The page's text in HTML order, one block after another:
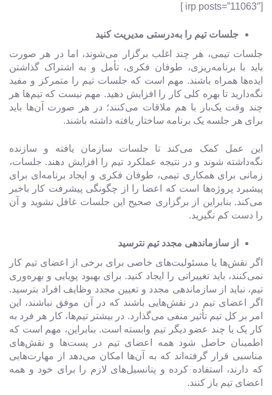
[irp posts=”11063″ ]
جلسات تیم را به‌درستی مدیریت کنید
جلسات تیمی، هر چند اغلب برگزار می‌شوند، اما در هر صورت
باید با برنامه‌ریزی، طوفان فکری، تأمل و به اشتراک گذاشتن
ایده‌ها همراه باشند. مهم است که جلسات تیم را متمرکز و مفید
نگه‌دارید تا بهره کلی کار را افزایش دهید. مهم نیست که تیم‌ها هر
چند وقت یک‌بار با هم ملاقات می‌کنند؛ در هر صورت آن‌ها باید
برای هر جلسه یک برنامه ساختار یافته داشته باشند.
این عمل کمک می‌کند تا جلسات سازمان یافته و سازنده
نگه‌داشته شوند و در نتیجه عملکرد تیم را افزایش دهند. جلسات،
زمانی برای همکاری تیمی، طوفان فکری و ایجاد برنامه‌ای برای
پیشبرد پروژه‌ها است که اعضا را از چگونگی پیشرفت کار باخبر
می‌کند. بنابراین از برگزاری صحیح این جلسات غافل نشوید و آن
را دست کم نگیرید.
از سازماندهی مجدد تیم نترسید
اگر نقش‌ها یا مسئولیت‌های خاصی برای برخی از اعضای تیم کار
نمی‌کنند، باید تغییراتی را ایجاد کنید. برای بهبود پویایی و بهره‌وری
تیم، نباید از سازماندهی مجدد و تعیین مجدد وظایف افراد بترسید.
اگر اعضای تیم در نقش‌هایی باشند که در آن موفق نباشند، این
امر بر کل تیم تأثیر منفی می‌گذارد. در بیشتر تیم‌ها، کار هر فرد به
کار یک یا چند عضو دیگر تیم وابسته است. بنابراین، مهم است که
اطمینان حاصل شود همه اعضای تیم در پست‌ها و نقش‌های
مناسبی قرار گرفته‌اند که به آن‌ها امکان می‌دهد از مهارت‌هایی
که دارند، استفاده کرده و پتانسیل‌های لازم را برای خود و همه
اعضای تیم باز کنند.